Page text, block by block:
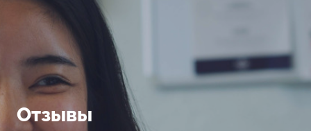
Отзывы